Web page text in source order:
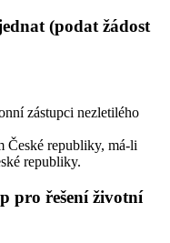
(podat žádost
zástupci nezletilého
České republiky, má-li
republiky.
pro řešení životní